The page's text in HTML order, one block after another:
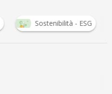
Sostenibilità - ESG